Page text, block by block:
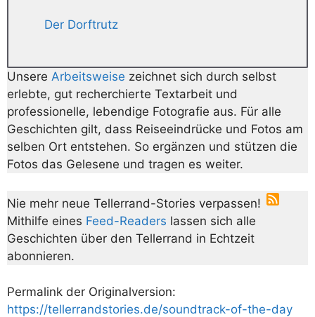
Der Dorftrutz
Unsere Arbeitsweise zeichnet sich durch selbst
erlebte, gut recherchierte Textarbeit und
professionelle, lebendige Fotografie aus. Für alle
Geschichten gilt, dass Reiseeindrücke und Fotos am
selben Ort entstehen. So ergänzen und stützen die
Fotos das Gelesene und tragen es weiter.
Nie mehr neue Tellerrand-Stories verpassen!
Mithilfe eines Feed-Readers lassen sich alle
Geschichten über den Tellerrand in Echtzeit
abonnieren.
Permalink der Originalversion:
https://tellerrandstories.de/soundtrack-of-the-day